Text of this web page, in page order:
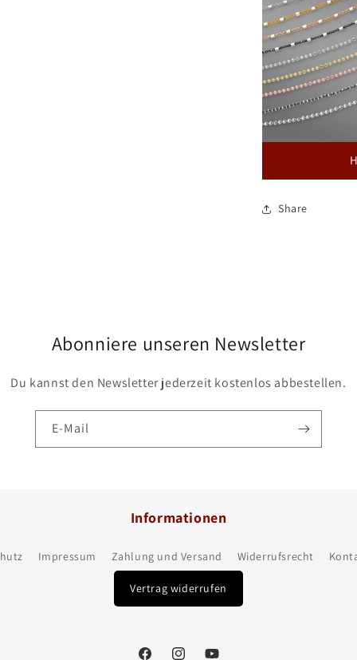
Share
Abonniere unseren Newsletter
Du kannst den Newsletter jederzeit kostenlos abbestellen.
E-Mail
Informationen
Impressum Zahlung und Versand Widerrufsrecht
Vertrag widerrufen